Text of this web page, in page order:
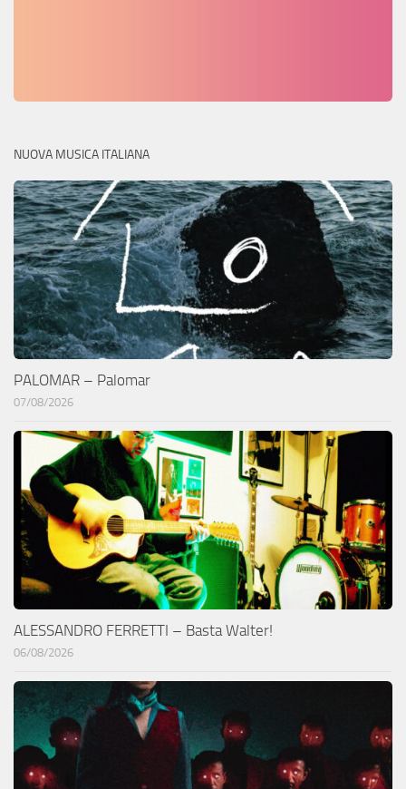
NUOVA MUSICA ITALIANA
PALOMAR – Palomar
07/08/2026
ALESSANDRO FERRETTI – Basta Walter!
06/08/2026